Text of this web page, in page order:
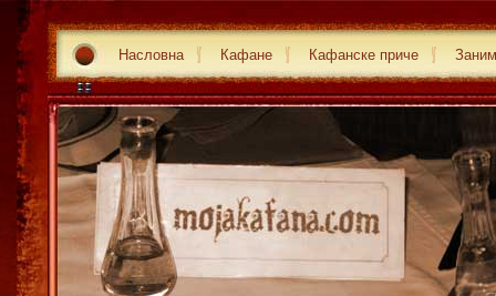
Насловна Кафане Кафанске приче